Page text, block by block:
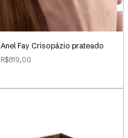
Anel Fay Crisopázio prateado
R$819,00